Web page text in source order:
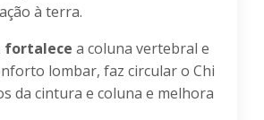
à terra.
fortalece a coluna vertebral e
lombar, faz circular o Chi
da cintura e coluna e melhora